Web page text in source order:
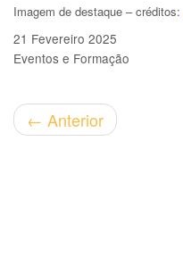
Imagem de destaque – créditos:
21 Fevereiro 2025
Eventos e Formação
← Anterior